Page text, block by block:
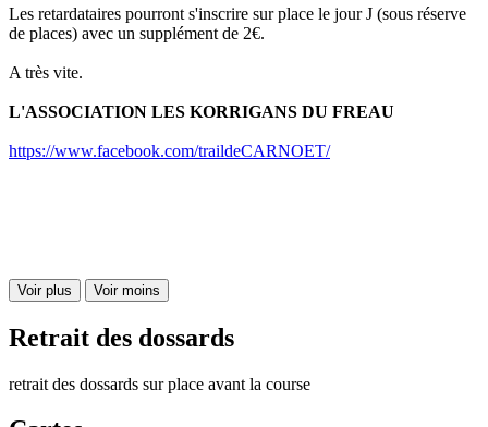
Les retardataires pourront s'inscrire sur place le jour J (sous réserve
de places) avec un supplément de 2€.
A très vite.
L'ASSOCIATION LES KORRIGANS DU FREAU
https://www.facebook.com/traildeCARNOET/
Voir plus Voir moins
Retrait des dossards
retrait des dossards sur place avant la course